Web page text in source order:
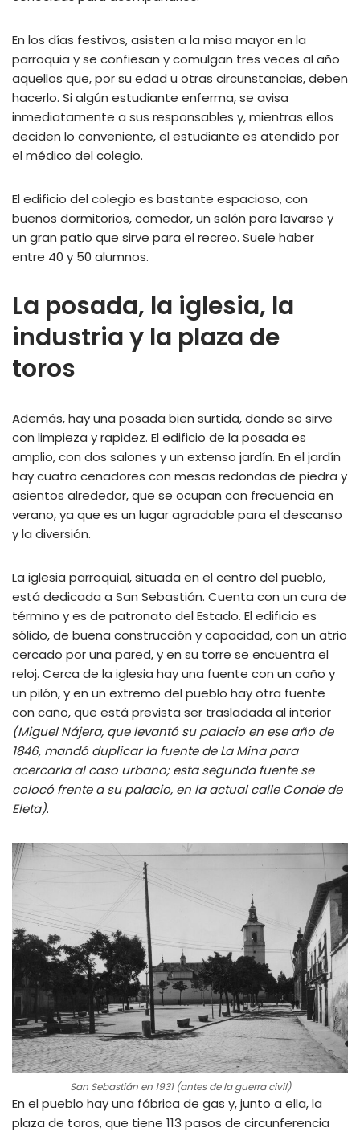
En los días festivos, asisten a la misa mayor en la
parroquia y se confiesan y comulgan tres veces al año
aquellos que, por su edad u otras circunstancias, deben
hacerlo. Si algún estudiante enferma, se avisa
inmediatamente a sus responsables y, mientras ellos
deciden lo conveniente, el estudiante es atendido por
el médico del colegio.
El edificio del colegio es bastante espacioso, con
buenos dormitorios, comedor, un salón para lavarse y
un gran patio que sirve para el recreo. Suele haber
entre 40 y 50 alumnos.
La posada, la iglesia, la
industria y la plaza de
toros
Además, hay una posada bien surtida, donde se sirve
con limpieza y rapidez. El edificio de la posada es
amplio, con dos salones y un extenso jardín. En el jardín
hay cuatro cenadores con mesas redondas de piedra y
asientos alrededor, que se ocupan con frecuencia en
verano, ya que es un lugar agradable para el descanso
y la diversión.
La iglesia parroquial, situada en el centro del pueblo,
está dedicada a San Sebastián. Cuenta con un cura de
término y es de patronato del Estado. El edificio es
sólido, de buena construcción y capacidad, con un atrio
cercado por una pared, y en su torre se encuentra el
reloj. Cerca de la iglesia hay una fuente con un caño y
un pilón, y en un extremo del pueblo hay otra fuente
con caño, que está prevista ser trasladada al interior
(Miguel Nájera, que levantó su palacio en ese año de
1846, mandó duplicar la fuente de La Mina para
acercarla al caso urbano; esta segunda fuente se
colocó frente a su palacio, en la actual calle Conde de
Eleta).
San Sebastián en 1931 (antes de la guerra civil)
En el pueblo hay una fábrica de gas y, junto a ella, la
plaza de toros, que tiene 113 pasos de circunferencia